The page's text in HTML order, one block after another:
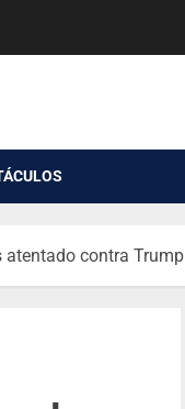
atentado contra Trump